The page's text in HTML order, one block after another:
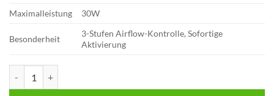
Maximalleistung
30W
Besonderheit
3-Stufen Airflow-Kontrolle, Sofortige
Aktivierung